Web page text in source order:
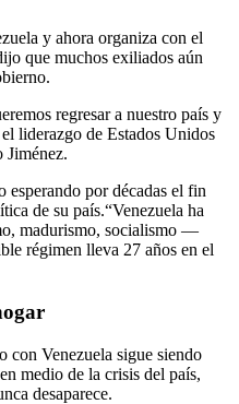
y ahora organiza con el
que muchos exiliados aún
regresar a nuestro país y
liderazgo de Estados Unidos
Jiménez.
esperando por décadas el fin
de su país.“Venezuela ha
madurismo, socialismo —
régimen lleva 27 años en el
con Venezuela sigue siendo
medio de la crisis del país,
desaparece.